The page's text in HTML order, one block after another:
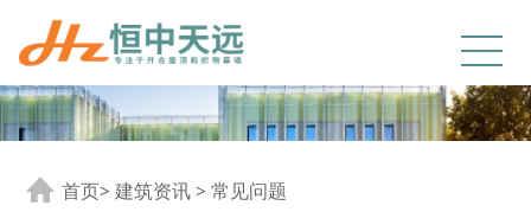
首页>建筑资讯>常见问题